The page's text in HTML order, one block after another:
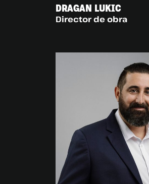
DRAGAN LUKIC
Director de obra